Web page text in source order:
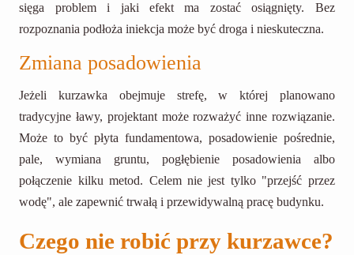
sięga problem i jaki efekt ma zostać osiągnięty. Bez
rozpoznania podłoża iniekcja może być droga i nieskuteczna.
Zmiana posadowienia
Jeżeli kurzawka obejmuje strefę, w której planowano
tradycyjne ławy, projektant może rozważyć inne rozwiązanie.
Może to być płyta fundamentowa, posadowienie pośrednie,
pale, wymiana gruntu, pogłębienie posadowienia albo
połączenie kilku metod. Celem nie jest tylko "przejść przez
wodę", ale zapewnić trwałą i przewidywalną pracę budynku.
Czego nie robić przy kurzawce?